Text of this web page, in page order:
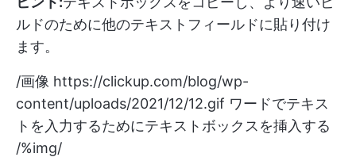
ルドのために他のテキストフィールドに貼り付け
ます。
/画像 https://clickup.com/blog/wp-
content/uploads/2021/12/12.gif ワードでテキス
トを入力するためにテキストボックスを挿入する
/%img/